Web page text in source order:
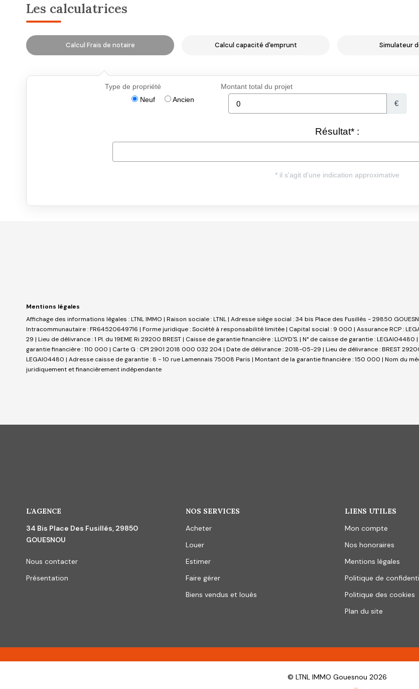
Les calculatrices
Calcul Frais de notaire Calcul capacité d'emprunt Simulateur
Mentions légales
Affichage des informations légales : LTNL IMMO | Raison sociale : LTNL | Adresse siège social : 34 bis Place des Fusillés - 29850
Intracommunautaire : FR64520649716 | Forme juridique : Société à responsabilité limitée | Capital social : 9 000 | Assurance RCP :
29 | Lieu de délivrance : 1 Pl. du 19EME Ri 29200 BREST | Caisse de garantie financière : LLOYD'S. | N° de caisse de garantie :
garantie financière : 110 000 | Carte G : CPI 2901 2018 000 032 204 | Date de délivrance : 2018-05-29 | Lieu de délivrance : BREST
LEGAI04480 | Adresse caisse de garantie : 8 - 10 rue Lamennais 75008 Paris | Montant de la garantie financière : 150 000 | Nom du
juridiquement et financièrement indépendante
L'AGENCE
34 Bis Place Des Fusillés, 29850
GOUESNOU
Nous contacter
Présentation
NOS SERVICES
Acheter
Louer
Estimer
Faire gérer
Biens vendus et loués
LIENS UTILES
Mon compte
Nos honoraires
Mentions légales
Politique de
Politique des cookies
Plan du site
© LTNL IMMO Gouesnou 2026